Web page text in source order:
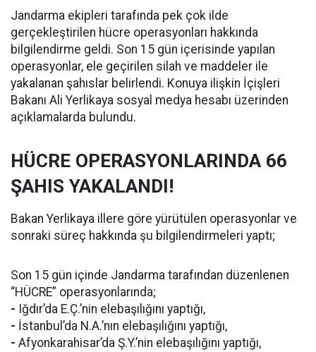
Jandarma ekipleri tarafında pek çok ilde
gerçekleştirilen hücre operasyonları hakkında
bilgilendirme geldi. Son 15 gün içerisinde yapılan
operasyonlar, ele geçirilen silah ve maddeler ile
yakalanan şahıslar belirlendi. Konuya ilişkin İçişleri
Bakanı Ali Yerlikaya sosyal medya hesabı üzerinden
açıklamalarda bulundu.
HÜCRE OPERASYONLARINDA 66
ŞAHIS YAKALANDI!
Bakan Yerlikaya illere göre yürütülen operasyonlar ve
sonraki süreç hakkında şu bilgilendirmeleri yaptı;
Son 15 gün içinde Jandarma tarafından düzenlenen
“HÜCRE” operasyonlarında;
- Iğdır’da E.Ç.’nin elebaşılığını yaptığı,
- İstanbul’da N.A.’nın elebaşılığını yaptığı,
- Afyonkarahisar’da Ş.Y.’nin elebaşılığını yaptığı,